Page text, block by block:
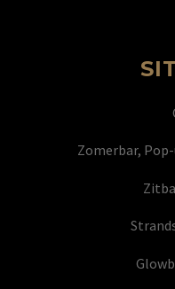
Zomerbar,